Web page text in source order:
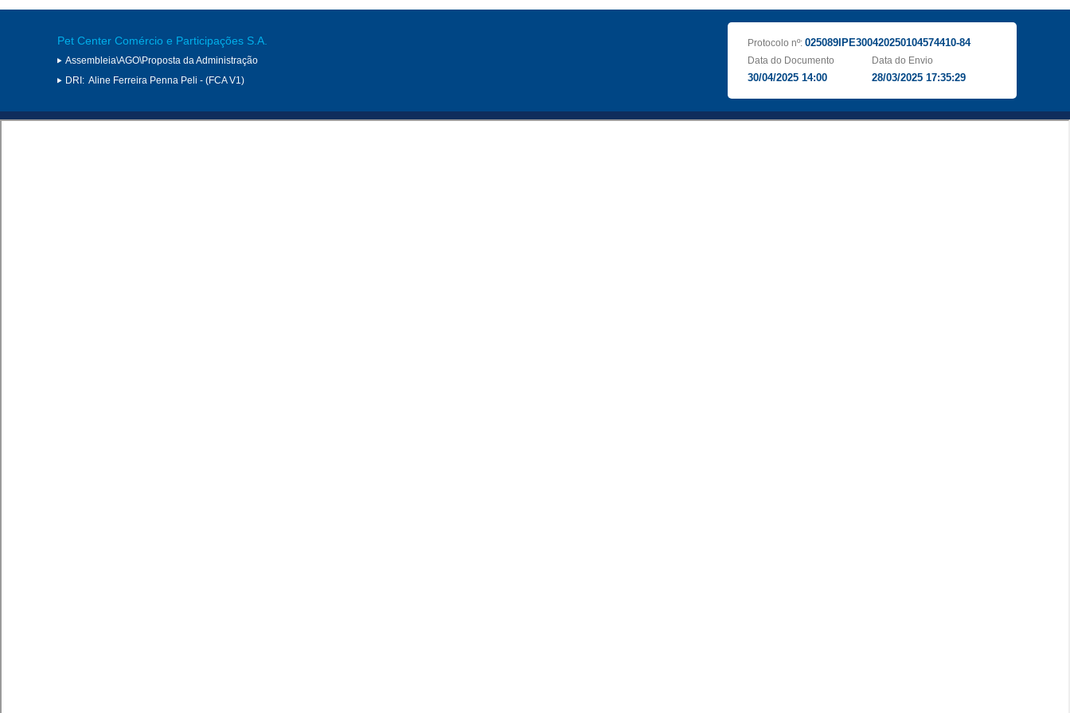
Pet Center Comércio e Participações S.A.
Assembleia\AGO\Proposta da Administração
DRI: Aline Ferreira Penna Peli - (FCA V1)
Protocolo nº: 025089IPE300420250104574410-84
Data do Documento
30/04/2025 14:00
Data do Envio
28/03/2025 17:35:29